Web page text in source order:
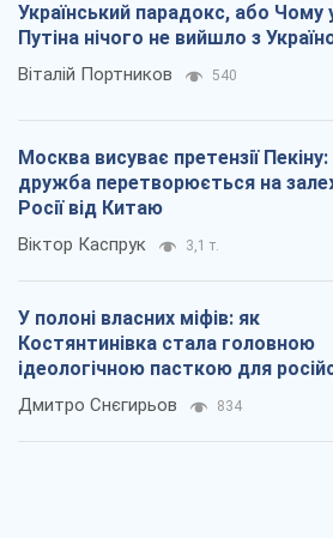
Український парадокс, або Чому
Путіна нічого не вийшло з
Віталій Портников 540
Москва висуває претензії Пекіну:
дружба перетворюється на
Росії від Китаю
Віктор Каспрук 3,1 т.
У полоні власних міфів: як
Костянтинівка стала головною
ідеологічною пасткою для
окупантів
Дмитро Снєгирьов 834